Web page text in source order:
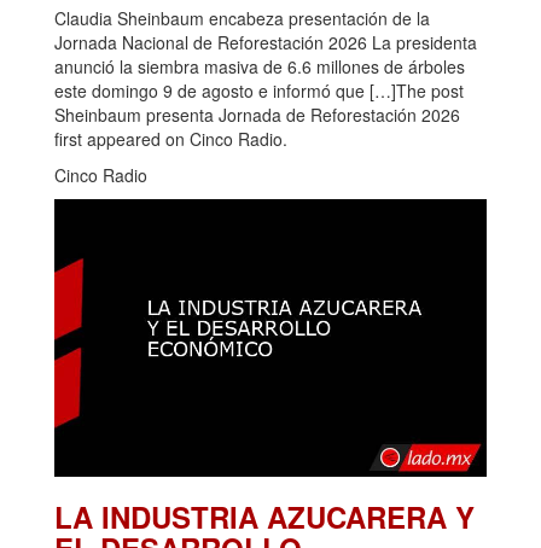
Claudia Sheinbaum encabeza presentación de la
Jornada Nacional de Reforestación 2026 La presidenta
anunció la siembra masiva de 6.6 millones de árboles
este domingo 9 de agosto e informó que […]The post
Sheinbaum presenta Jornada de Reforestación 2026
first appeared on Cinco Radio.
Cinco Radio
LA INDUSTRIA AZUCARERA Y